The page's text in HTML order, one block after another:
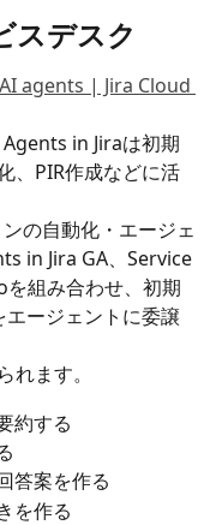
スデスク
agents | Jira Cloud
in Jiraは初期
、PIR作成などに活
の自動化・エージェ
in Jira GA、Service
組み合わせ、初期
エージェントに委譲
ます。
約する
答案を作る
を作る